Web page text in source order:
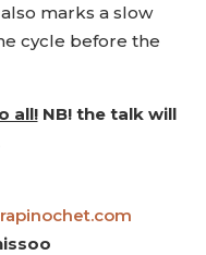
marks a slow
cycle before the
all!NB! the talk will